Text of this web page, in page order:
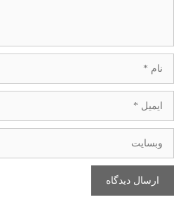
ایمیل
وبسایت